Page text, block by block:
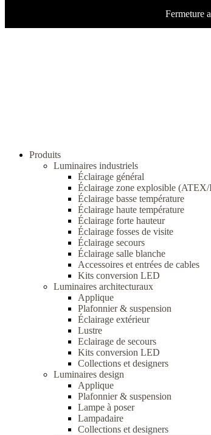
Fermeture
Produits
Luminaires industriels
Éclairage général
Éclairage zone explosible
Éclairage basse température
Éclairage haute température
Éclairage forte hauteur
Éclairage fosses de visite
Éclairage secours
Éclairage salle blanche
Accessoires et entrées de cables
Kits conversion LED
Luminaires architecturaux
Applique
Plafonnier & suspension
Éclairage extérieur
Lustre
Eclairage de secours
Kits conversion LED
Collections et designers
Luminaires design
Applique
Plafonnier & suspension
Lampe à poser
Lampadaire
Collections et designers